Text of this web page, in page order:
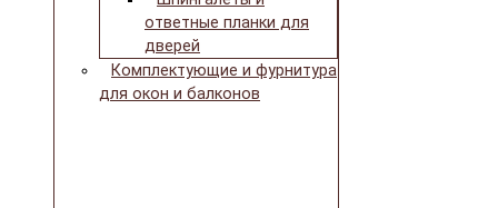
ответные планки для
дверей
Комплектующие и фурнитура
для окон и балконов